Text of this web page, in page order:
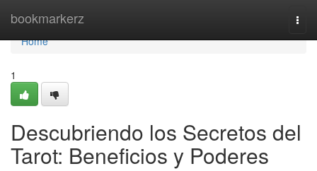
bookmarkerz
Home
Home
1
Descubriendo los Secretos del
Tarot: Beneficios y Poderes